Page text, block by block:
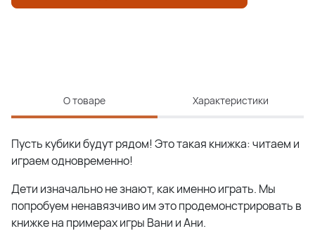
О товаре Характеристики
Пусть кубики будут рядом! Это такая книжка: читаем и
играем одновременно!
Дети изначально не знают, как именно играть. Мы
попробуем ненавязчиво им это продемонстрировать в
книжке на примерах игры Вани и Ани.